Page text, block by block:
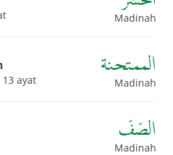
Madinah
ayat
الممتحنة
Madinah
الصّفّ
Madinah